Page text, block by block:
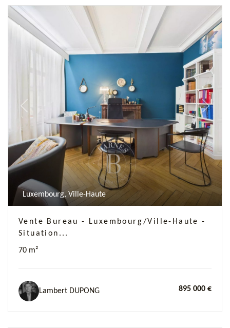
Previous Next
Luxembourg, Ville-Haute
Vente Bureau - Luxembourg/Ville-Haute -
Situation...
70 m²
Lambert DUPONG 895 000 €